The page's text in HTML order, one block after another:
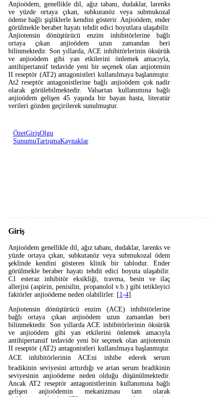
Anjioödem, genellikle dil, ağız tabanı, dudaklar, larenks
ve yüzde ortaya çıkan, subkutanöz veya submukozal
ödeme bağlı şişliklerle kendini gösterir. Anjioödem, ender
görülmekle beraber hayatı tehdit edici boyutlara ulaşabilir.
Anjiotensin dönüştürücü enzim inhibitörlerine bağlı
ortaya çıkan anjioödem uzun zamandan beri
bilinmektedir. Son yıllarda, ACE inhibitörlerinin öksürük
ve anjioödem gibi yan etkilerini önlemek amacıyla,
antihipertansif tedavide yeni bir seçenek olan anjiotensin
II reseptör (AT2) antagonistleri kullanılmaya başlanmıştır.
At2 reseptör antagonistlerine bağlı anjioödem çok nadir
olarak görülebilmektedir. Valsartan kullanımına bağlı
anjioödem gelişen 45 yaşında bir bayan hasta, literatür
verileri gözden geçirilerek sunulmuştur.
ÖzetGirişOlgu
SunumuTartışmaKaynaklar
Giriş
Anjioödem genellikle dil, ağız tabanı, dudaklar, larenks ve
yüzde ortaya çıkan, subkutanöz veya submukozal ödem
şeklinde kendini gösteren klinik bir tablodur. Ender
görülmekle beraber hayatı tehdit edici boyuta ulaşabilir.
C1 esteraz inhibitör eksikliği, travma, besin ve ilaç
allerjisi (aspirin, penisilin, propanolol v.b.) gibi tetikleyici
faktörler anjioödeme neden olabilirler. [1-4]
Anjiotensin dönüştürücü enzim (ACE) inhibitörlerine
bağlı ortaya çıkan anjioödem uzun zamandan beri
bilinmektedir. Son yıllarda ACE inhibitörlerinin öksürük
ve anjioödem gibi yan etkilerini önlemek amacıyla
antihipertansif tedavide yeni bir seçenek olan anjiotensin
II reseptör (AT2) antagonistleri kullanılmaya başlanmıştır.
ACE inhibitörlerinin ACEni inhibe ederek serum
bradikinin seviyesini arttırdığı ve artan serum bradikinin
seviyesinin anjioödeme neden olduğu düşünülmektedir.
Ancak AT2 reseptör antagonistlerinin kullanımına bağlı
gelişen anjioödemin mekanizması tam olarak